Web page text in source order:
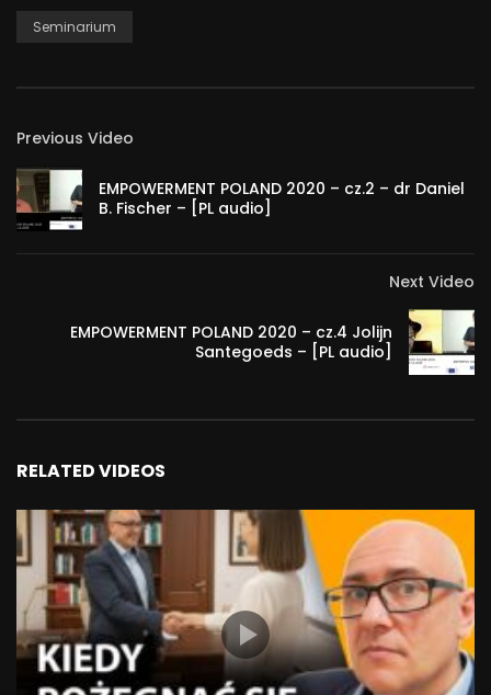
Seminarium
Previous Video
EMPOWERMENT POLAND 2020 – cz.2 – dr Daniel
B. Fischer – [PL audio]
Next Video
EMPOWERMENT POLAND 2020 – cz.4 Jolijn
Santegoeds – [PL audio]
RELATED VIDEOS